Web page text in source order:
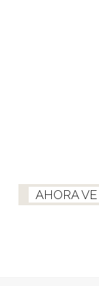
AHORA VE